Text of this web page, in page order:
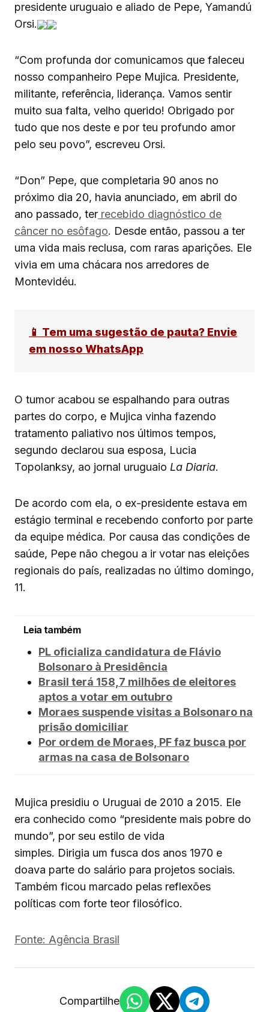
presidente uruguaio e aliado de Pepe, Yamandú
Orsi.
“Com profunda dor comunicamos que faleceu
nosso companheiro Pepe Mujica. Presidente,
militante, referência, liderança. Vamos sentir
muito sua falta, velho querido! Obrigado por
tudo que nos deste e por teu profundo amor
pelo seu povo”, escreveu Orsi.
“Don” Pepe, que completaria 90 anos no
próximo dia 20, havia anunciado, em abril do
ano passado, ter recebido diagnóstico de
câncer no esôfago. Desde então, passou a ter
uma vida mais reclusa, com raras aparições. Ele
vivia em uma chácara nos arredores de
Montevidéu.
📱 Tem uma sugestão de pauta? Envie
em nosso WhatsApp
O tumor acabou se espalhando para outras
partes do corpo, e Mujica vinha fazendo
tratamento paliativo nos últimos tempos,
segundo declarou sua esposa, Lucia
Topolanksy, ao jornal uruguaio La Diaria.
De acordo com ela, o ex-presidente estava em
estágio terminal e recebendo conforto por parte
da equipe médica. Por causa das condições de
saúde, Pepe não chegou a ir votar nas eleições
regionais do país, realizadas no último domingo,
11.
Leia também
PL oficializa candidatura de Flávio
Bolsonaro à Presidência
Brasil terá 158,7 milhões de eleitores
aptos a votar em outubro
Moraes suspende visitas a Bolsonaro na
prisão domiciliar
Por ordem de Moraes, PF faz busca por
armas na casa de Bolsonaro
Mujica presidiu o Uruguai de 2010 a 2015. Ele
era conhecido como “presidente mais pobre do
mundo”, por seu estilo de vida
simples. Dirigia um fusca dos anos 1970 e
doava parte do salário para projetos sociais.
Também ficou marcado pelas reflexões
políticas com forte teor filosófico.
Fonte: Agência Brasil
Compartilhe